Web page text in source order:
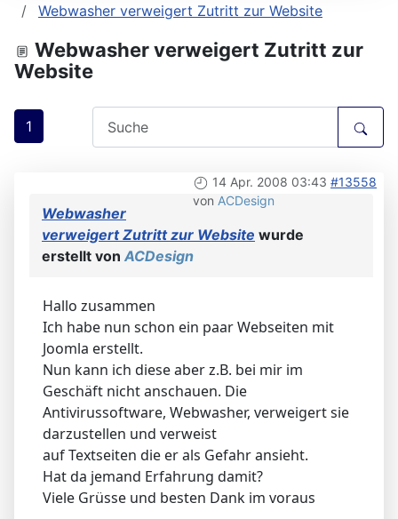
Webwasher verweigert Zutritt zur Website
Webwasher verweigert Zutritt zur
Website
1
14 Apr. 2008 03:43 #13558
von ACDesign
Webwasher
verweigert Zutritt zur Website wurde
erstellt von ACDesign
Hallo zusammen
Ich habe nun schon ein paar Webseiten mit
Joomla erstellt.
Nun kann ich diese aber z.B. bei mir im
Geschäft nicht anschauen. Die
Antivirussoftware, Webwasher, verweigert sie
darzustellen und verweist
auf Textseiten die er als Gefahr ansieht.
Hat da jemand Erfahrung damit?
Viele Grüsse und besten Dank im voraus